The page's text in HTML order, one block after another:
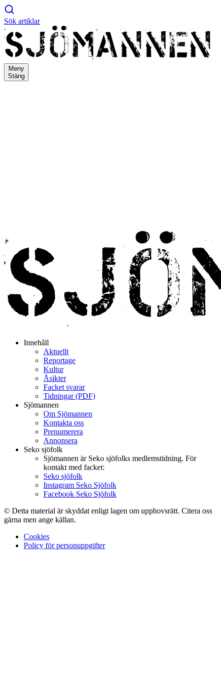
Sök artiklar
Meny
Stäng
Innehåll
Aktuellt
Reportage
Kultur
Åsikter
Facket svarar
Tidningar (PDF)
Sjömannen
Om Sjömannen
Kontakta oss
Prenumerera
Annonsera
Seko sjöfolk
Sjömannen är Seko sjöfolks medlemstidning. För
kontakt med facket:
Seko sjöfolk
Instagram Seko Sjöfolk
Facebook Seko Sjöfolk
© Detta material är skyddat enligt lagen om upphovsrätt. Citera oss
gärna men ange källan.
Cookies
Policy för personuppgifter